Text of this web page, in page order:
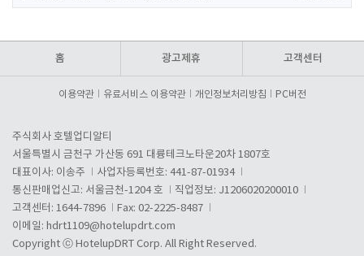
홈 광고제휴 고객센터
이용약관 유료서비스 이용약관 개인정보처리방침 PC버전
주식회사 호텔업디알티
서울특별시 금천구 가산동 691 대륭테크노타운20차 1807호
대표이사: 이송주
사업자등록번호: 441-87-01934
통신판매업신고: 서울금천-1204 호
직업정보: J1206020200010
고객센터: 1644-7896
Fax: 02-2225-8487
이메일: hdrt1109@hotelupdrt.com
Copyright ⓒ HotelupDRT Corp. All Right Reserved.